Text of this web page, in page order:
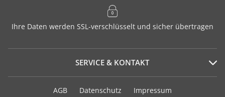
Ihre Daten werden SSL-verschlüsselt und sicher übertragen
SERVICE & KONTAKT
Serviceportal
AGB Datenschutz Impressum